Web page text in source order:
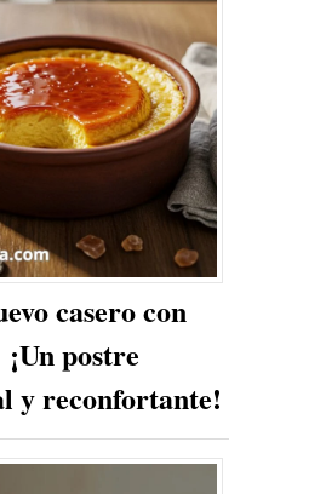
casero con
postre
y reconfortante!